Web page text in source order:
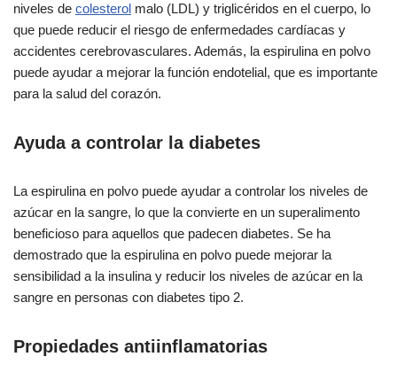
niveles de colesterol malo (LDL) y triglicéridos en el cuerpo, lo
que puede reducir el riesgo de enfermedades cardíacas y
accidentes cerebrovasculares. Además, la espirulina en polvo
puede ayudar a mejorar la función endotelial, que es importante
para la salud del corazón.
Ayuda a controlar la diabetes
La espirulina en polvo puede ayudar a controlar los niveles de
azúcar en la sangre, lo que la convierte en un superalimento
beneficioso para aquellos que padecen diabetes. Se ha
demostrado que la espirulina en polvo puede mejorar la
sensibilidad a la insulina y reducir los niveles de azúcar en la
sangre en personas con diabetes tipo 2.
Propiedades antiinflamatorias